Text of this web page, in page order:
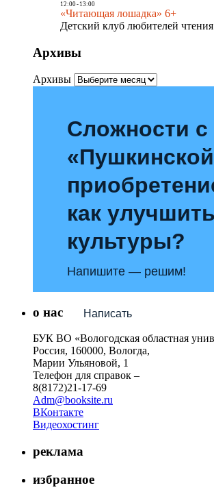
12:00- 13:00
«Читающая лошадка» 6+
Детский клуб любителей
Архивы
Архивы
Сложности
как
культуры?
Напишите — решим!
Написать
о нас
БУК ВО «Вологодская областная
Россия, 160000, Вологда,
Марии Ульяновой, 1
Телефон для справок –
8(8172)21-17-69
Adm@booksite.ru
ВКонтакте
Видеохостинг
реклама
избранное